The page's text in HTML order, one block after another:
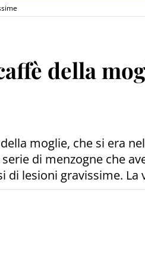
della
moglie, che si era
di menzogne che
di lesioni gravissime. La